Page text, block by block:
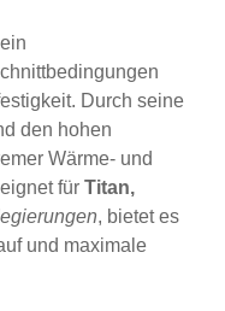
Durch seine
den hohen
Wärme- und
für Titan,
, bietet es
und maximale